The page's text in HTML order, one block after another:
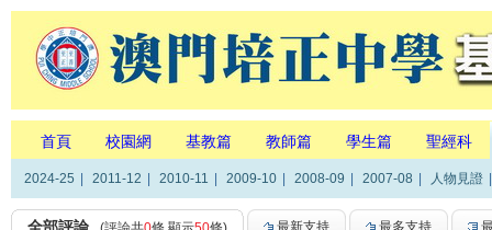
首頁 校園網 基教篇 教師篇 學生篇 聖經科
2024-25 2011-12 2010-11 2009-10 2008-09 2007-08 人物見證
最新支持 最多支持